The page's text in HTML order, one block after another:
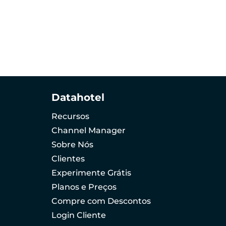
Datahotel
Recursos
Channel Manager
Sobre Nós
Clientes
Experimente Grátis
Planos e Preços
Compre com Descontos
Login Cliente